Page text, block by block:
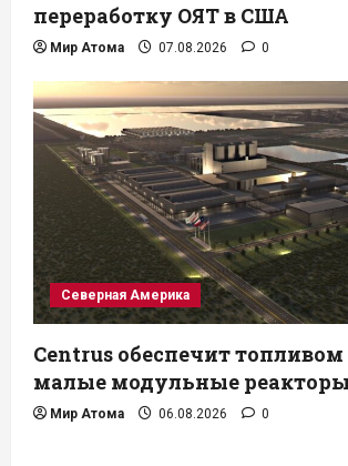
переработку ОЯТ в США
Мир Атома 07.08.2026 0
Северная Америка
Centrus обеспечит топливом
малые модульные
Мир Атома 06.08.2026 0